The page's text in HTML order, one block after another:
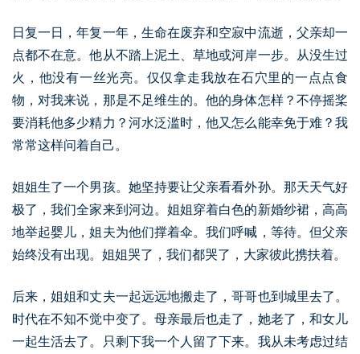
日复一日，年复一年，生命在废弃和空寂中流逝，父亲却一
点都不在意。他从不踏上泥土、草地或河岸一步。从没生过
火，他没有一丝光亮。仅仅拿走我放在石穴里的一点点食
物，对我来说，那是不足维生的。他的身体怎样？不停摇桨
要消耗他多少精力？河水泛滥时，他又怎么能幸免于难？我
常常这样问着自己。
姐姐生了一个男孩。她坚持要让父亲看看外孙。那天天气好
极了，我们全家来到河边。姐姐穿着白色的新婚纱裙，高高
地举起婴儿，姐夫为他们撑着伞。我们呼喊，等待。但父亲
始终没有出现。姐姐哭了，我们都哭了，大家彼此携扶着。
后来，姐姐和丈夫一起远远地搬走了，哥哥也到城里去了。
时代在不知不觉中变了。母亲最后也走了，她老了，和女儿
一起生活去了。只剩下我一个人留了下来。我从未考虑过结